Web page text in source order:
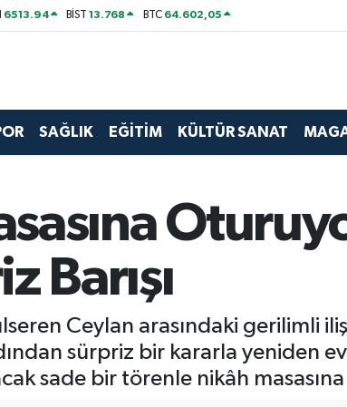
6513.94 BİST13.768 BTC 64.602,05
SAĞLIK EĞİTİM KÜLTÜR SANAT
Barışı
Ceylan arasındaki gerilimli
sürpriz bir kararla yeniden
sade bir törenle nikâh